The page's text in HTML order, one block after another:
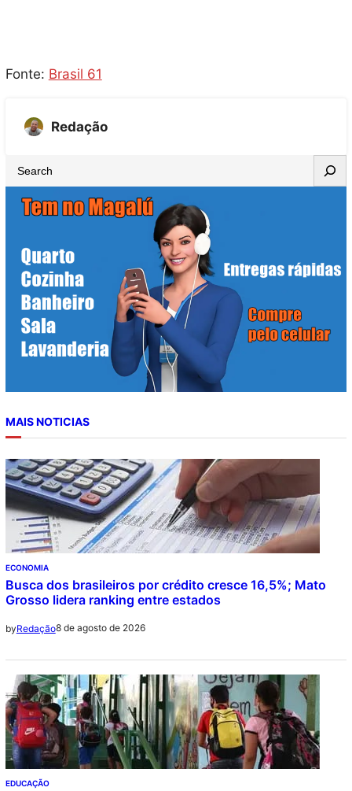
Fonte: Brasil 61
Redação
e
MAIS NOTICIAS
ECONOMIA
Busca dos brasileiros por crédito cresce 16,5%; Mato
Grosso lidera ranking entre estados
byRedação8 de agosto de 2026
EDUCAÇÃO